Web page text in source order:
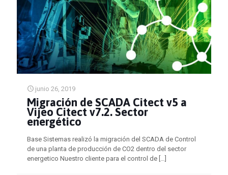
junio 26, 2019
Migración de SCADA Citect v5 a
Vijeo Citect v7.2. Sector
energético
Base Sistemas realizó la migración del SCADA de Control
de una planta de producción de CO2 dentro del sector
energetico Nuestro cliente para el control de […]